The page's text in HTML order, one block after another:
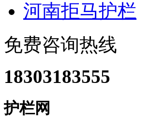
河南拒马护栏
免费咨询热线
18303183555
护栏网